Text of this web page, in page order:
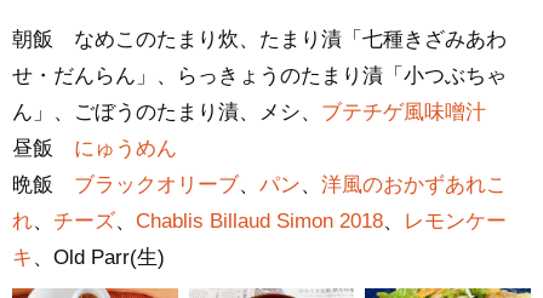
朝飯 なめこのたまり炊、たまり漬「七種きざみあわ
せ・だんらん」、らっきょうのたまり漬「小つぶちゃ
ん」、ごぼうのたまり漬、メシ、 ブテチゲ風味噌汁
昼飯 にゅうめん
晩飯 ブラックオリーブ、 パン、 洋風のおかずあれこ
れ、 チーズ、 Chablis Billaud Simon 2018、
レモンケー
キ 、Old Parr(生)